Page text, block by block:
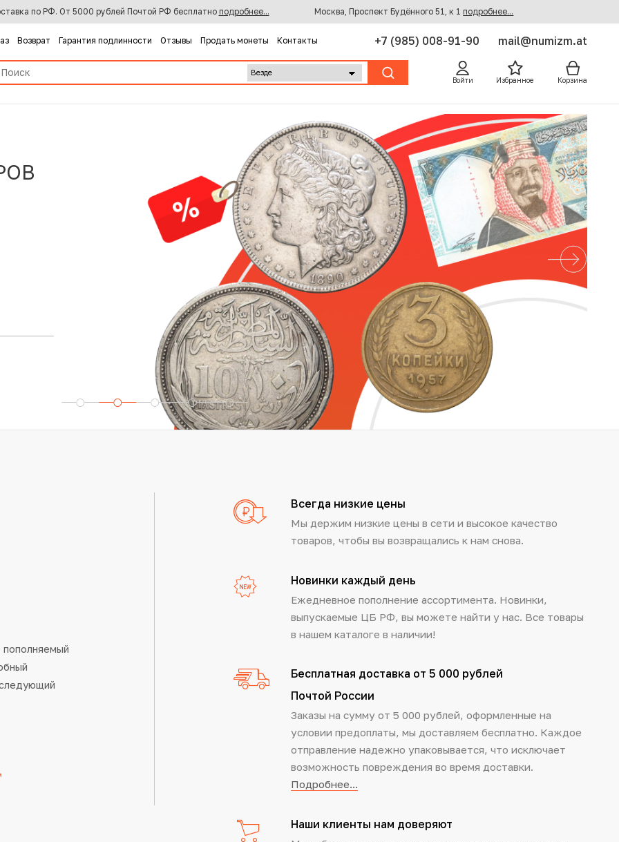
по РФ. От 5000 рублей Почтой РФ бесплатно подробнее... Москва, Проспект Будённого 51, к 1 подробнее...
Возврат Гарантия подлинности Отзывы Продать монеты Контакты +7 (985) 008-91-90 mail@numizm.at
Войти Избранное Корзина
Всегда низкие цены
Мы держим низкие цены в сети и высокое качество
товаров, чтобы вы возвращались к нам снова.
Новинки каждый день
Ежедневное пополнение ассортимента. Новинки,
выпускаемые ЦБ РФ, вы можете найти у нас. Все товары
в нашем каталоге в наличии!
Бесплатная доставка от 5 000 рублей
Почтой России
Заказы на сумму от 5 000 рублей, оформленные на
условии предоплаты, мы доставляем бесплатно. Каждое
отправление надежно упаковывается, что исключает
возможность повреждения во время доставки.
Подробнее...
Наши клиенты нам доверяют